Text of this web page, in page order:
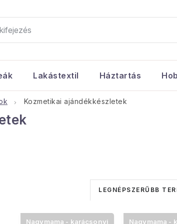
Lakástextil Háztartás
Kozmetikai ajándékkészletek
T
e
LEGNÉPSZERŰBB
Nagymama - karácsonyi
Nagymama -